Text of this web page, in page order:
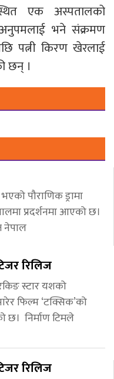
एक अस्पतालको
भने संक्रमण
पत्नी किरण खेरलाई
छन् ।
पौराणिक ड्रामा
प्रदर्शनमा आएको छ।
नेपाल
रिलिज
स्टार यशको
फिल्म ‘टक्सिक’को
छ। निर्माण टिमले
रिलिज